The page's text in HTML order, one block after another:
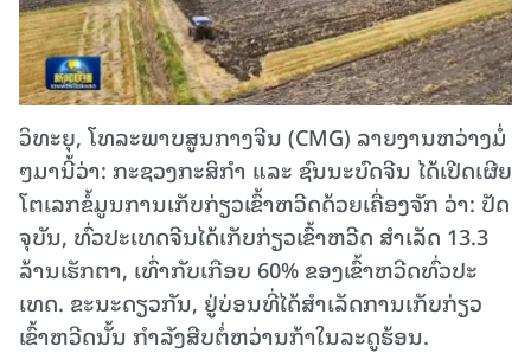
ວິທະຍຸ, ໂທລະພາບສູນກາງຈີນ (CMG) ລາຍງານຫວ່າງມໍ່
ໆມານີ້ວ່າ: ກະ​ຊວງ​ກະ​ສິ​ກຳ ​ແລະ ​ຊົນ​ນະ​ບົດ​ຈີນ ໄດ້​ເປີດ​ເຜີຍ​
ໂຕ​ເລກຂໍ້​ມູນ​ການ​ເກັບ​ກ່ຽວ​ເຂົ້າ​ຫວີດດ້ວຍ​ເຄື່ອງ​ຈັກ ວ່າ: ປັດ​
ຈຸ​ບັນ, ທົ່ວ​ປະ​ເທດ​ຈີນ​ໄດ້​ເກັບ​ກ່ຽວ​ເຂົ້າ​​ຫວີດ ສໍາເລັດ 13.3
ລ້ານ​ເຮັກ​ຕາ, ເທົ່າກັບ​​ເກືອບ 60% ຂອງ​ເຂົ້າຫວີດ​ທົ່ວ​ປະ​
ເທດ. ຂະ​ນະ​ດຽວ​ກັນ, ຢູ່​ບ່ອນ​ທີ່​ໄດ້​ສຳ​ເລັດ​ການ​ເກັບ​ກ່ຽວ​
ເຂົ້າ​ຫວີດ​ນັ້ນ ກຳ​ລັງສືບ​ຕໍ່ຫວ່ານ​ກ້າ​ໃນ​ລະ​ດູ​ຮ້ອນ.